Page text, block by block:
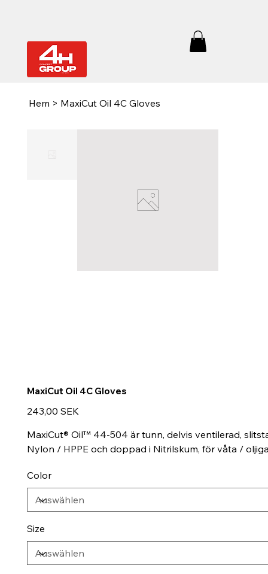
Hem > MaxiCut Oil 4C Gloves
MaxiCut Oil 4C Gloves
Preis
243,00 SEK
MaxiCut® Oil™ 44-504 är tunn, delvis ventilerad,
Nylon / HPPE och doppad i Nitrilskum, för våta /
Color
Size